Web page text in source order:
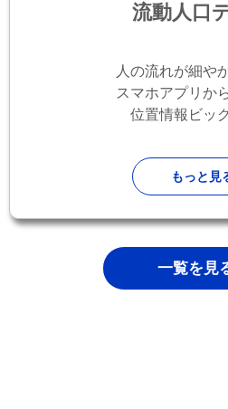
流動人口
人の流れが細や
スマホアプリか
位置情報ビッ
もっと見
一覧を見